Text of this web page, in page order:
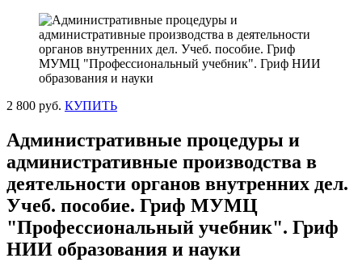
2 800 руб. КУПИТЬ
Административные процедуры и
административные производства в
деятельности органов внутренних дел.
Учеб. пособие. Гриф МУМЦ
"Профессиональный учебник". Гриф
НИИ образования и науки